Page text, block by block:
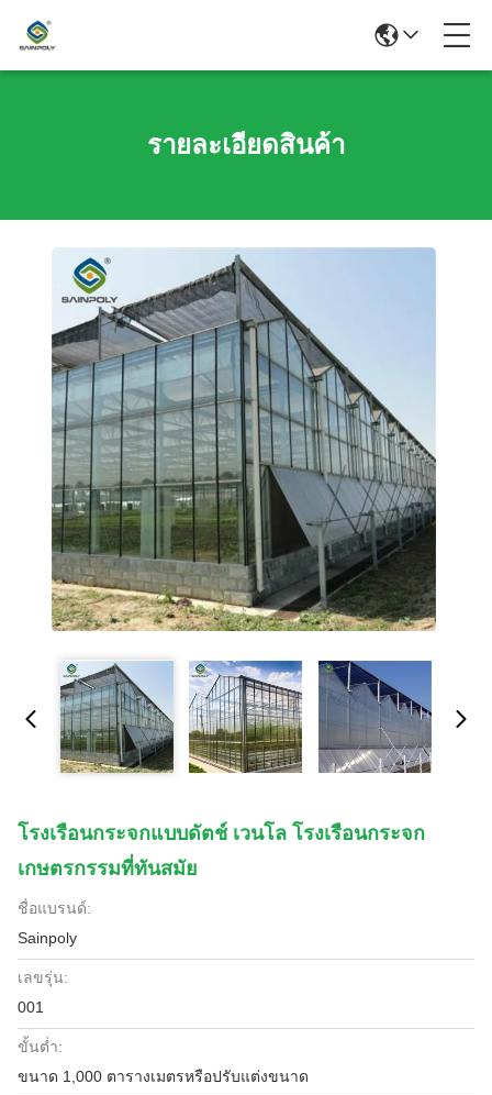
รายละเอียดสินค้า
โรงเรือนกระจกแบบดัตช์ เวนโล โรงเรือนกระจก
เกษตรกรรมที่ทันสมัย
ชื่อแบรนด์:
Sainpoly
เลขรุ่น:
001
ขั้นต่ำ:
ขนาด 1,000 ตารางเมตรหรือปรับแต่งขนาด